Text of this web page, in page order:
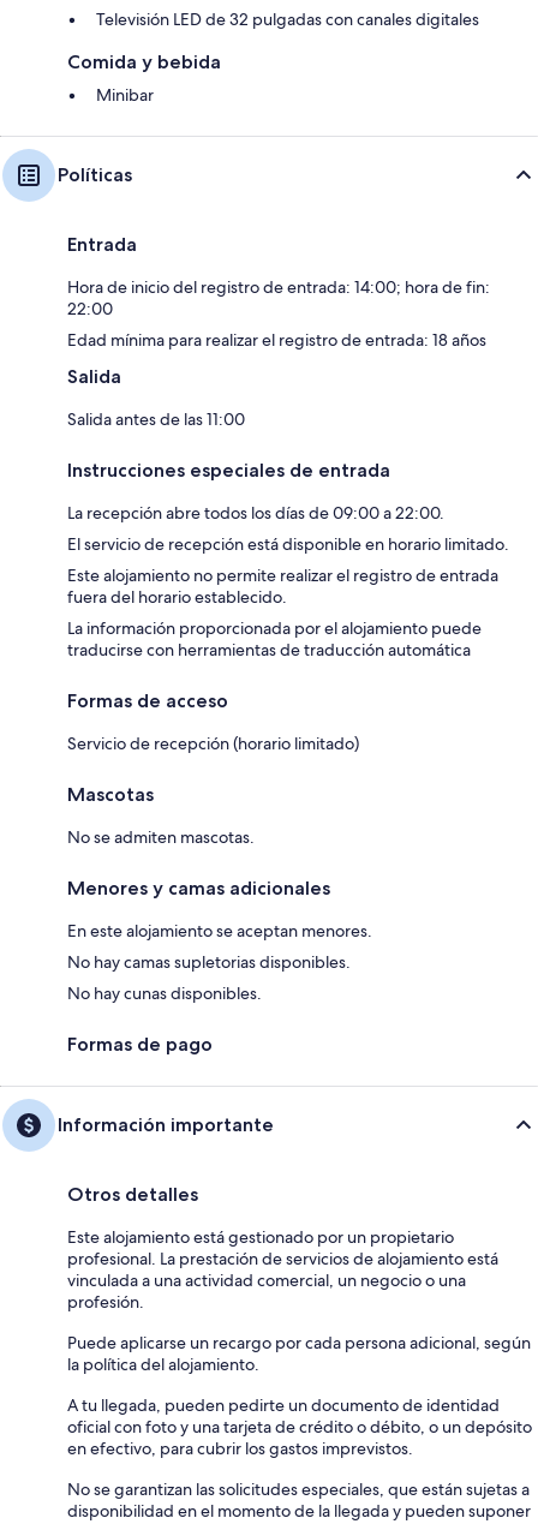
Televisión LED de 32 pulgadas con canales digitales
Comida y bebida
Minibar
Políticas
Entrada
Hora de inicio del registro de entrada: 14:00; hora de fin:
22:00
Edad mínima para realizar el registro de entrada: 18 años
Salida
Salida antes de las 11:00
Instrucciones especiales de entrada
La recepción abre todos los días de 09:00 a 22:00.
El servicio de recepción está disponible en horario limitado.
Este alojamiento no permite realizar el registro de entrada
fuera del horario establecido.
La información proporcionada por el alojamiento puede
traducirse con herramientas de traducción automática
Formas de acceso
Servicio de recepción (horario limitado)
Mascotas
No se admiten mascotas.
Menores y camas adicionales
En este alojamiento se aceptan menores.
No hay camas supletorias disponibles.
No hay cunas disponibles.
Formas de pago
Información importante
Otros detalles
Este alojamiento está gestionado por un propietario
profesional. La prestación de servicios de alojamiento está
vinculada a una actividad comercial, un negocio o una
profesión.
Puede aplicarse un recargo por cada persona adicional, según
la política del alojamiento.
A tu llegada, pueden pedirte un documento de identidad
oficial con foto y una tarjeta de crédito o débito, o un depósito
en efectivo, para cubrir los gastos imprevistos.
No se garantizan las solicitudes especiales, que están sujetas a
disponibilidad en el momento de la llegada y pueden suponer